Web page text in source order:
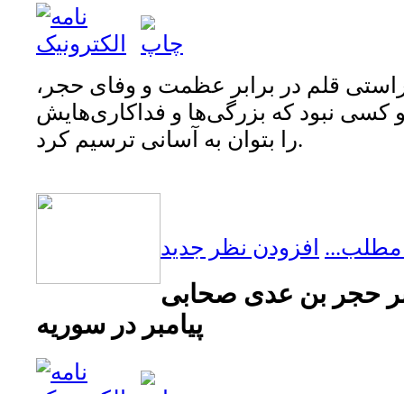
از مفتاح 24، براستی قلم در برابر عظمت و وفای حجر،
کسی نبود که بزرگی‌ها و فداکاری‌هایش
را بتوان به آسانی ترسیم کرد.
مطلب... افزودن نظر جدید
حجر بن عدی صحابی
پیامبر در سوریه